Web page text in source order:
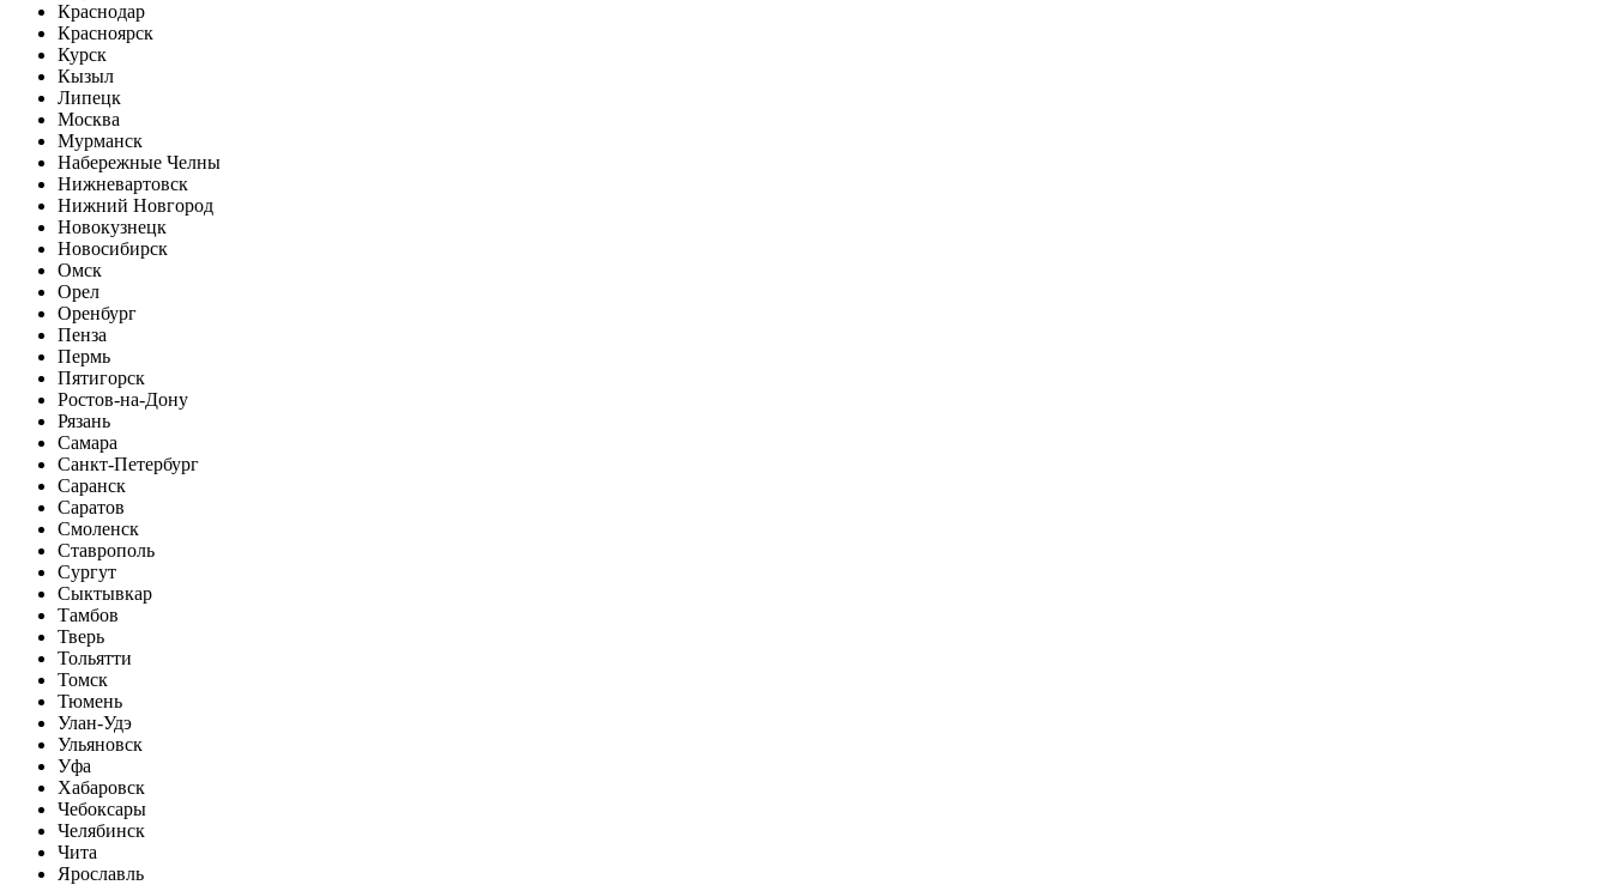
Краснодар
Красноярск
Курск
Кызыл
Липецк
Москва
Мурманск
Набережные Челны
Нижневартовск
Нижний Новгород
Новокузнецк
Новосибирск
Омск
Орел
Оренбург
Пенза
Пермь
Пятигорск
Ростов-на-Дону
Рязань
Самара
Санкт-Петербург
Саранск
Саратов
Смоленск
Ставрополь
Сургут
Сыктывкар
Тамбов
Тверь
Тольятти
Томск
Тюмень
Улан-Удэ
Ульяновск
Уфа
Хабаровск
Чебоксары
Челябинск
Чита
Ярославль